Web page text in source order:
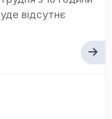
відсутнє